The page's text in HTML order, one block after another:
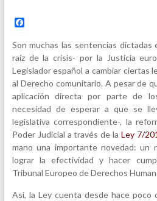
F
c
e
b
o
o
k
Son muchas las sentencias dictadas
raíz de la crisis- por la Justicia
Legislador español a cambiar ciertas
al Derecho comunitario. A pesar de
aplicación directa por parte de
necesidad de esperar a que se
legislativa correspondiente-, la
Poder Judicial a través de laLey 7/
mano una importante novedad: un
lograr la efectividad y hacer
Tribunal Europeo de Derechos
Así, la Ley cuenta desde hace poco